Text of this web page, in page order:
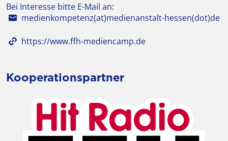
Bei Interesse bitte E-Mail an:
medienkompetenz(at)medienanstalt-hessen(dot)de
https://www.ffh-mediencamp.de
Kooperationspartner